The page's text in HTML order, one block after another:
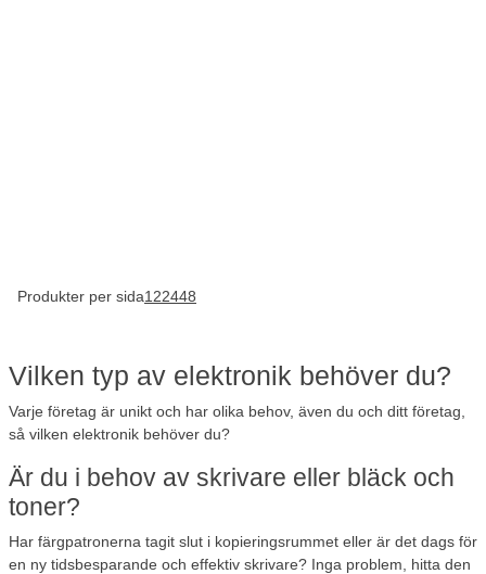
Produkter per sida122448
Vilken typ av elektronik behöver du?
Varje företag är unikt och har olika behov, även du och ditt företag,
så vilken elektronik behöver du?
Är du i behov av skrivare eller bläck och
toner?
Har färgpatronerna tagit slut i kopieringsrummet eller är det dags för
en ny tidsbesparande och effektiv skrivare? Inga problem, hitta den